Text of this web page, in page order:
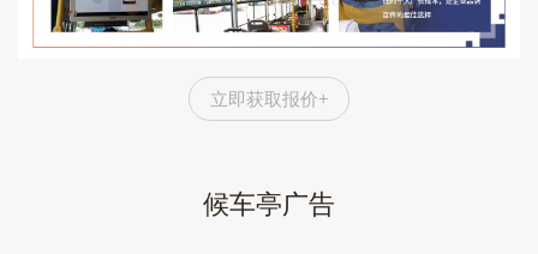
立即获取报价+
候车亭广告